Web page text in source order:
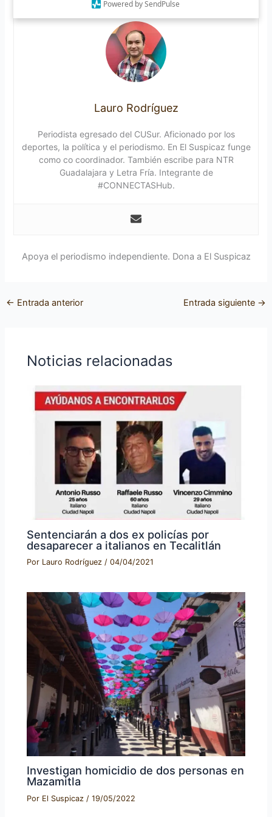
Powered by SendPulse
Lauro Rodríguez
Periodista egresado del CUSur. Aficionado por los
deportes, la política y el periodismo. En El Suspicaz funge
como co coordinador. También escribe para NTR
Guadalajara y Letra Fría. Integrante de
#CONNECTASHub.
Apoya el periodismo independiente. Dona a El Suspicaz
← Entrada anterior Entrada siguiente →
Noticias relacionadas
Sentenciarán a dos ex policías por
desaparecer a italianos en Tecalitlán
Por Lauro Rodríguez /04/04/2021
Investigan homicidio de dos personas en
Mazamitla
Por El Suspicaz /19/05/2022